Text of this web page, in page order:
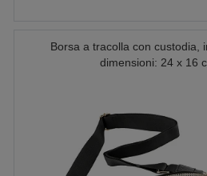
Borsa a tracolla con custodia,
dimensioni: 24 x 16